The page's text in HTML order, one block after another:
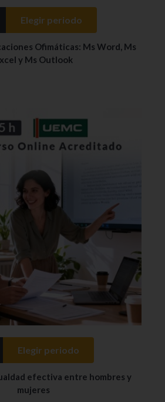
Elegir periodo
Ofimáticas: Ms Word, Ms
y Ms Outlook
Elegir periodo
efectiva entre hombres y
mujeres